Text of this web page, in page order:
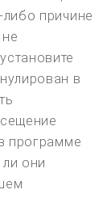
причине
в
программе
они